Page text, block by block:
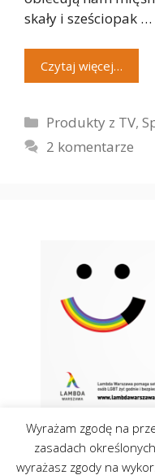
skały i sześciopak …
Czytaj więcej…
Kategorie
Produkty z TV,
2 komentarze
Wyrażam zgodę na
zasadach
wyrażasz zgody na